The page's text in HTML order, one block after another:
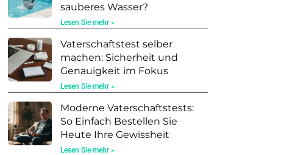
sauberes Wasser?
Lesen Sie mehr »
Vaterschaftstest selber
machen: Sicherheit und
Genauigkeit im Fokus
Lesen Sie mehr »
Moderne Vaterschaftstests:
So Einfach Bestellen Sie
Heute Ihre Gewissheit
Lesen Sie mehr »